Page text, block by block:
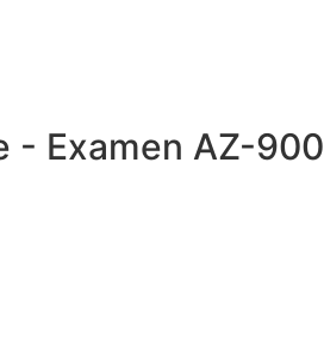
- Examen AZ-900